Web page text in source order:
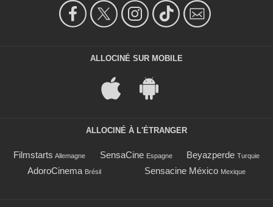
ALLOCINÉ SUR MOBILE
ALLOCINÉ À L'ÉTRANGER
Filmstarts Allemagne SensaCine Espagne Beyazperde Turquie
AdoroCinema Brésil Sensacine México Mexique